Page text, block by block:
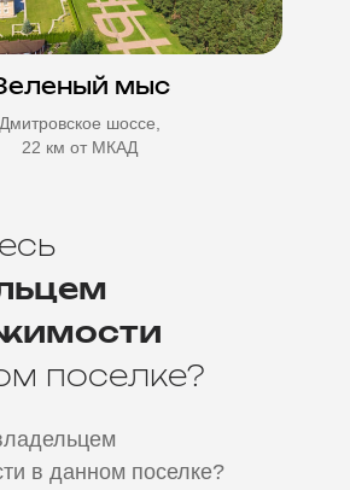
мыс
Дмитровское шоссе,
22 км от МКАД
поселке?
в данном поселке?